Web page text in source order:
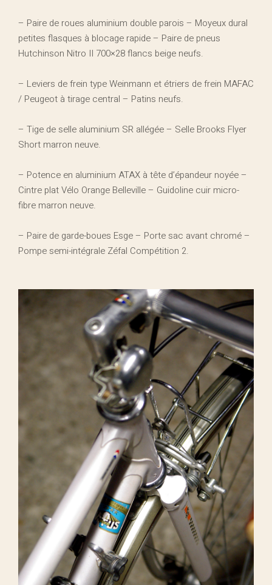
– Paire de roues aluminium double parois – Moyeux dural
petites flasques à blocage rapide – Paire de pneus
Hutchinson Nitro II 700×28 flancs beige neufs.
– Leviers de frein type Weinmann et étriers de frein MAFAC
/ Peugeot à tirage central – Patins neufs.
– Tige de selle aluminium SR allégée – Selle Brooks Flyer
Short marron neuve.
– Potence en aluminium ATAX à tête d’épandeur noyée –
Cintre plat Vélo Orange Belleville – Guidoline cuir micro-
fibre marron neuve.
– Paire de garde-boues Esge – Porte sac avant chromé –
Pompe semi-intégrale Zéfal Compétition 2.